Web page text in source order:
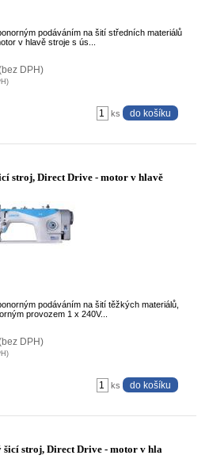
podáváním na šití středních materiálů
v hlavě stroje s ús...
DPH)
ks
stroj, Direct Drive - motor v hlavě
podáváním na šití těžkých materiálů,
provozem 1 x 240V...
DPH)
ks
šicí stroj, Direct Drive - motor v hla